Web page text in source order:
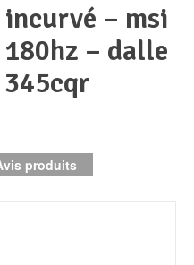
Réseaux
– dalle
produits